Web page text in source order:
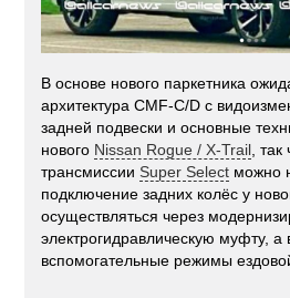
В основе нового паркетника
архитектура CMF-C/D с
задней подвески и основные
нового Nissan Rogue / X-Trail, так
трансмиссии Super Select можно
подключение задних колёс у
осуществляться через
электрогидравлическую муфту, а
вспомогательные режимы